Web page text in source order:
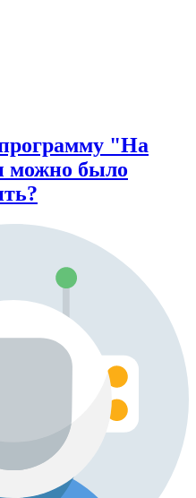
"На
можно было